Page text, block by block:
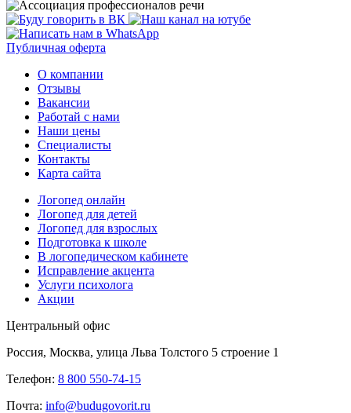
Публичная оферта
О компании
Отзывы
Вакансии
Работай с нами
Наши цены
Специалисты
Контакты
Карта сайта
Логопед онлайн
Логопед для детей
Логопед для взрослых
Подготовка к школе
В логопедическом кабинете
Исправление акцента
Услуги психолога
Акции
Центральный офис
Россия, Москва, улица Льва Толстого 5 строение 1
Телефон: 8 800 550-74-15
Почта: info@budugovorit.ru